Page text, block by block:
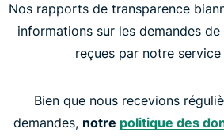
Nos rapports de transparence
informations sur les demandes
reçues par notre
Bien que nous recevions
demandes, notre politique des